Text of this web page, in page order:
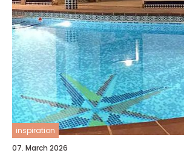
inspiration
07. March 2026